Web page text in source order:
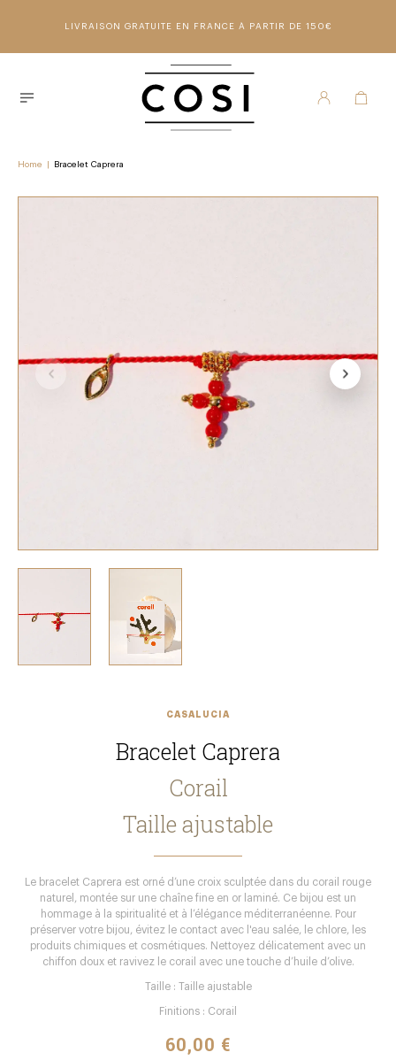
LIVRAISON GRATUITE EN FRANCE À PARTIR DE 150€
Home Bracelet Caprera
CASALUCIA
Bracelet Caprera
Corail
Taille ajustable
Le bracelet Caprera est orné d’une croix sculptée dans du corail rouge
naturel, montée sur une chaîne fine en or laminé. Ce bijou est un
hommage à la spiritualité et à l’élégance méditerranéenne. Pour
préserver votre bijou, évitez le contact avec l'eau salée, le chlore, les
produits chimiques et cosmétiques. Nettoyez délicatement avec un
chiffon doux et ravivez le corail avec une touche d’huile d’olive.
Taille : Taille ajustable
Finitions : Corail
60,00 €